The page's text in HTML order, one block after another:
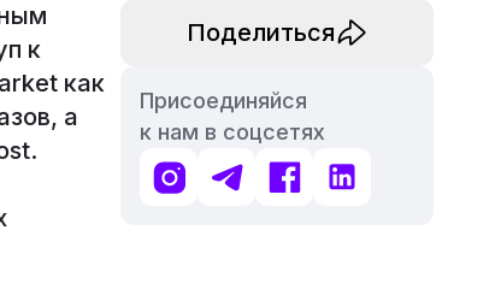
Поделиться
Присоединяйся
к нам в соцсетях
InstagramTelegramFacebookLinkedIn
к
как
а